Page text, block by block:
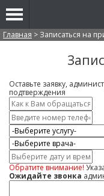
Вы здесь
Главная > Записаться на
Оставьте заявку,
подтверждения
Имя
*
Контактный
телефон
*
Услуга
Врач
Дата
и
время
Обратите внимание!
Ожидайте звонка
Комментарий